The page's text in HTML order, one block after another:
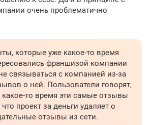
очень проблематично
которые уже какое-то время
франшизой компании
связываться с компанией из-за
о ней. Пользователи говорят,
какое-то время эти самые отзывы
проект за деньги удаляет о
отзывы из сети.